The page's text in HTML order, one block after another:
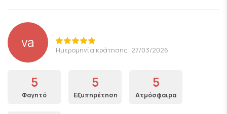
va Ημερομηνία κράτησης: 27/03/2026
5
Φαγητό
5
Εξυπηρέτηση
5
Ατμόσφαιρα